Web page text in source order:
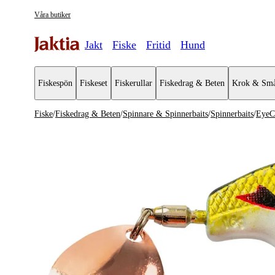
Våra butiker
Jakt Fiske Fritid Hund
Fiskespön Fiskeset Fiskerullar Fiskedrag & Beten Krok &
Fiskedrag & Beten
Chatterbaits & Bladed Jigs
Skeddrag
Se alla
Spinnare
Buzzbaits
Fiske/Fiskedrag & Beten/Spinnare & Spinnerbaits/Spinnerbaits/